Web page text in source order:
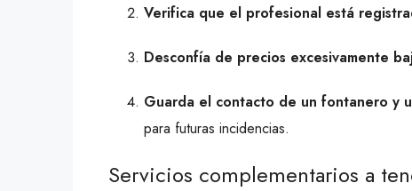
Verifica que el profesional está
Desconfía de precios excesivamente
Guarda el contacto de un fontanero y
para futuras incidencias.
Servicios complementarios a